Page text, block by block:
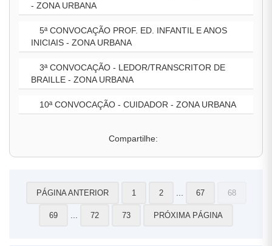
- ZONA URBANA
5ª CONVOCAÇÃO PROF. ED. INFANTIL E ANOS
INICIAIS - ZONA URBANA
3ª CONVOCAÇÃO - LEDOR/TRANSCRITOR DE
BRAILLE - ZONA URBANA
10ª CONVOCAÇÃO - CUIDADOR - ZONA URBANA
Compartilhe:
PÁGINA ANTERIOR 1 2 67 68
69 72 73 PRÓXIMA PÁGINA